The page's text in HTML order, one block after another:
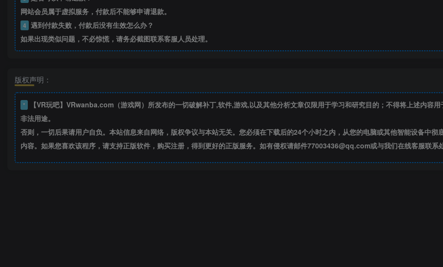
网站会员属于虚拟服务，付款后不能够申请退款。
4 遇到付款失败，付款后没有生效怎么办？
如果出现类似问题，不必惊慌，请务必截图联系客服人员处理。
版权声明：
*
【VR玩吧】VRwanba.com（游戏网）所发布的一切破解补丁,软件,游戏,以及其他分析文章仅限用于学习和研究目的；不得将上述内容用
非法用途。
否则，一切后果请用户自负。本站信息来自网络，版权争议与本站无关。您必须在下载后的24个小时之内，从您的电脑或其他智能设备中彻
内容。如果您喜欢该程序，请支持正版软件，购买注册，得到更好的正版服务。如有侵权请邮件77003436@qq.com或与我们在线客服联系处